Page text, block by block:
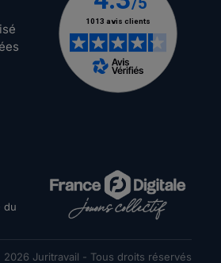
du
2026 Juritravail - Tous droits réservés